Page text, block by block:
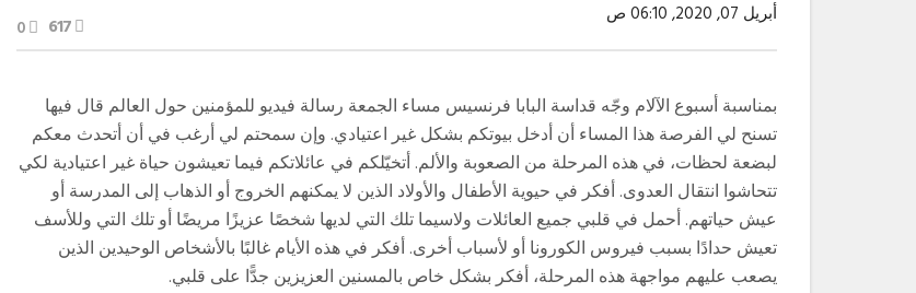
أبريل 07, 2020, 06:10 ص 617
0
بمناسبة أسبوع الآلام وجّه قداسة البابا فرنسيس مساء الجمعة رسالة فيديو للمؤمنين حول العالم قال فيها
تسنح لي الفرصة هذا المساء أن أدخل بيوتكم بشكل غير اعتيادي. وإن سمحتم لي أرغب في أن أتحدث معكم
لبضعة لحظات، في هذه المرحلة من الصعوبة والألم. أتخيّلكم في عائلاتكم فيما تعيشون حياة غير اعتيادية لكي
تتحاشوا انتقال العدوى. أفكر في حيوية الأطفال والأولاد الذين لا يمكنهم الخروج أو الذهاب إلى المدرسة أو
عيش حياتهم. أحمل في قلبي جميع العائلات ولاسيما تلك التي لديها شخصًا عزيزًا مريضًا أو تلك التي وللأسف
تعيش حدادًا بسبب فيروس الكورونا أو لأسباب أخرى. أفكر في هذه الأيام غالبًا بالأشخاص الوحيدين الذين
يصعب عليهم مواجهة هذه المرحلة، أفكر بشكل خاص بالمسنين العزيزين جدًّا على قلبي.